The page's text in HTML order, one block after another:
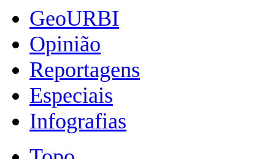
GeoURBI
Opinião
Reportagens
Especiais
Infografias